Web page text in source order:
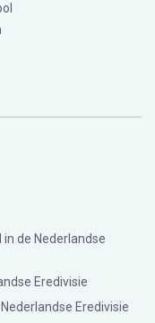
de Nederlandse
Eredivisie
Eredivisie